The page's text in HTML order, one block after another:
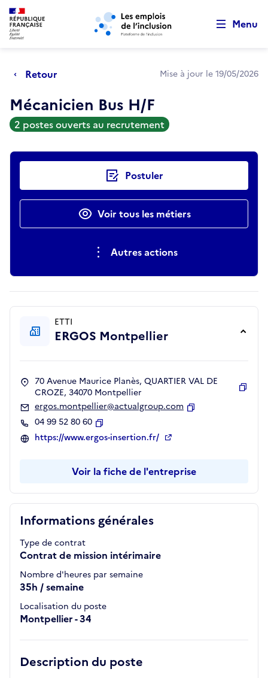
Aller au menu principal Aller au contenu principal
Menu
Retour Mise à jour le 19/05/2026
Mécanicien Bus H/F
2 postes ouverts au recrutement
Actions rapides Postuler
Voir tous les métiers
Autres actions
Informations générales
Type de contrat
Contrat de mission intérimaire
Nombre d'heures par semaine
35h / semaine
Localisation du poste
Montpellier - 34
Description du poste
ETTI
ERGOS Montpellier
70 Avenue Maurice Planès, QUARTIER VAL DE
CROZE, 34070 Montpellier
ergos.montpellier@actualgroup.com
04 99 52 80 60
Copier
https://www.ergos-insertion.fr/
Voir la fiche de l'entreprise
Retour au début de la page
Panneau de gestion des cookies